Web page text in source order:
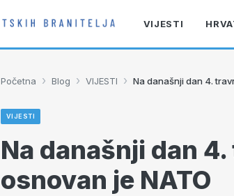
VIJESTI
Početna › Blog › VIJESTI › Na današnji dan 4.
VIJESTI
Na današnji dan
osnovan je NATO